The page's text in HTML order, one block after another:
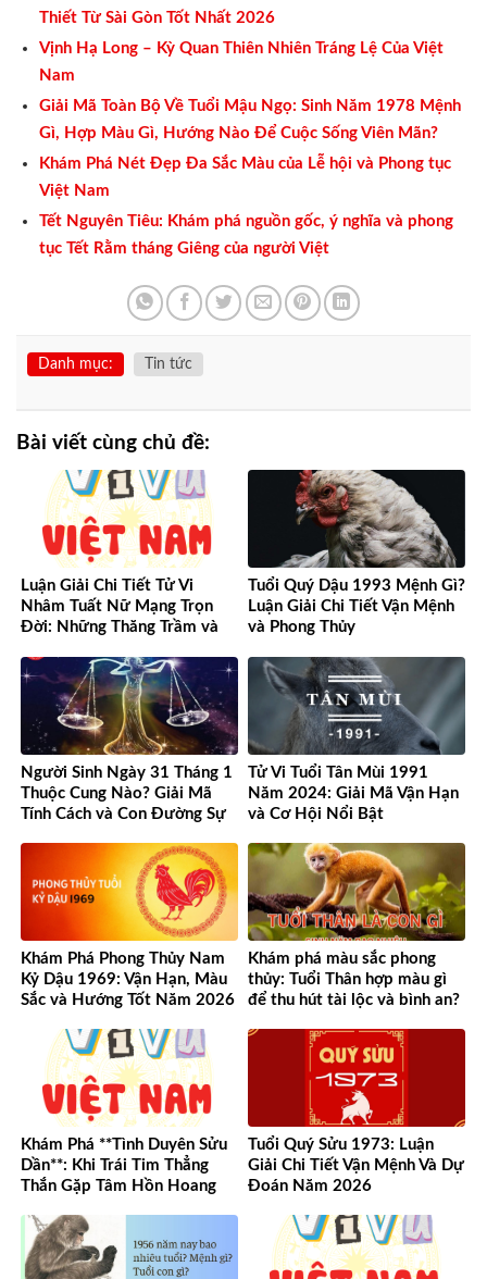
Thiết Từ Sài Gòn Tốt Nhất 2026
Vịnh Hạ Long – Kỳ Quan Thiên Nhiên Tráng Lệ Của Việt
Nam
Giải Mã Toàn Bộ Về Tuổi Mậu Ngọ: Sinh Năm 1978 Mệnh
Gì, Hợp Màu Gì, Hướng Nào Để Cuộc Sống Viên Mãn?
Khám Phá Nét Đẹp Đa Sắc Màu của Lễ hội và Phong tục
Việt Nam
Tết Nguyên Tiêu: Khám phá nguồn gốc, ý nghĩa và phong
tục Tết Rằm tháng Giêng của người Việt
Danh mục: Tin tức
Bài viết cùng chủ đề:
Luận Giải Chi Tiết Tử Vi
Nhâm Tuất Nữ Mạng Trọn
Đời: Những Thăng Trầm và
Tuổi Quý Dậu 1993 Mệnh Gì?
Luận Giải Chi Tiết Vận Mệnh
và Phong Thủy
Người Sinh Ngày 31 Tháng 1
Thuộc Cung Nào? Giải Mã
Tính Cách và Con Đường Sự
Tử Vi Tuổi Tân Mùi 1991
Năm 2024: Giải Mã Vận Hạn
và Cơ Hội Nổi Bật
Khám Phá Phong Thủy Nam
Kỷ Dậu 1969: Vận Hạn, Màu
Sắc và Hướng Tốt Năm 2026
Khám phá màu sắc phong
thủy: Tuổi Thân hợp màu gì
để thu hút tài lộc và bình an?
Khám Phá **Tình Duyên Sửu
Dần**: Khi Trái Tim Thẳng
Thắn Gặp Tâm Hồn Hoang
Tuổi Quý Sửu 1973: Luận
Giải Chi Tiết Vận Mệnh Và Dự
Đoán Năm 2026